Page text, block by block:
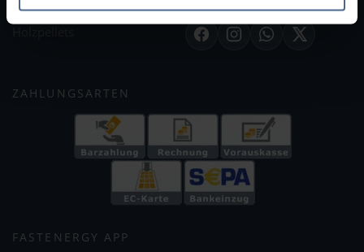
FastEnergy in Deutschland
FacebookInstagramWhatsApp
X
ZAHLUNGSARTEN
FASTENERGY APP